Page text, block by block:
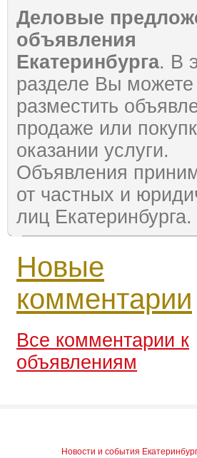
Деловые
объявления
Екатеринбурга. В
разделе Вы можете
разместить
продаже или
оказании услуги.
Объявления
от частных и
лиц Екатеринбурга.
Новые
комментарии
Все комментарии к
объявлениям
Новости и события